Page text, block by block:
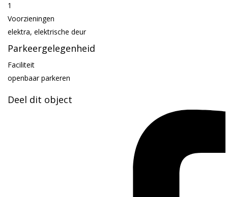
1
Voorzieningen
elektra, elektrische deur
Parkeergelegenheid
Faciliteit
openbaar parkeren
Deel dit object